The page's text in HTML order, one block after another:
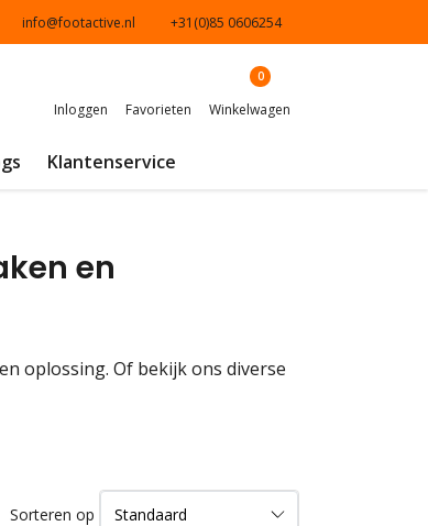
info@footactive.nl +31(0)85 0606254
Inloggen Favorieten
0
Winkelwagen
Klantenservice
en
oplossing. Of bekijk ons diverse
Sorteren op